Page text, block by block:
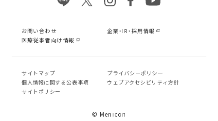
お問い合わせ
企業・IR・採用情報
医療従事者向け情報
サイトマップ
プライバシーポリシー
個⼈情報に関する公表事項
ウェブアクセシビリティ方針
サイトポリシー
© Menicon